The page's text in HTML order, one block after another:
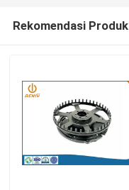
Rekomendasi Produk